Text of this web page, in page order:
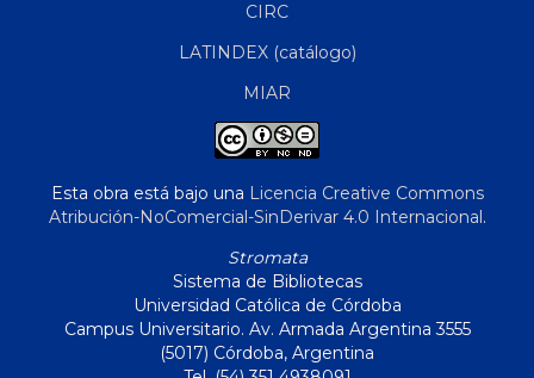
CIRC
LATINDEX (catálogo)
MIAR
Esta obra está bajo una Licencia Creative Commons
Atribución-NoComercial-SinDerivar 4.0 Internacional.
Stromata
Sistema de Bibliotecas
Universidad Católica de Córdoba
Campus Universitario. Av. Armada Argentina 3555
(5017) Córdoba, Argentina